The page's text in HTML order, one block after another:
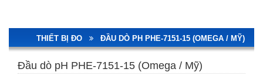
Màng lọc MBR Memstar(Mang MBR)- Giải pháp xử lý nước thải
hiệu quả
Thiết bị đo pH nhãn hiệu SUNTEX
Cảm biến pH Mettler Toledo 405-60-SC-P-PA-K19/120/3m
THIẾT BỊ ĐO ĐẦU DÒ PH PHE-7151-15 (OMEGA / MỸ)
Đầu dò pH PHE-7151-15 (Omega / Mỹ)